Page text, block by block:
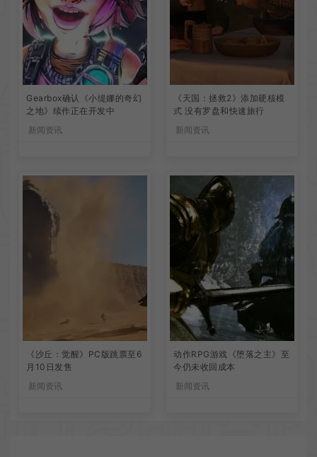
Gearbox确认《小缇娜的奇幻
之地》续作正在开发中
新闻资讯
《天国：拯救2》添加硬核模
式 没有罗盘和快速旅行
新闻资讯
《沙丘：觉醒》PC版跳票至6
月10日发售
新闻资讯
动作RPG游戏《堕落之主》至
今仍未收回成本
新闻资讯